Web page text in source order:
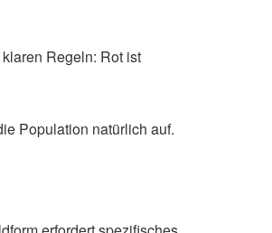
Regeln: Rot ist
Population natürlich auf.